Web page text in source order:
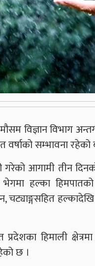
विज्ञान विभाग
वर्षाको सम्भावना
आगामी तीन
हल्का
चट्याङ्गसहित
प्रदेशका हिमाली
छ ।